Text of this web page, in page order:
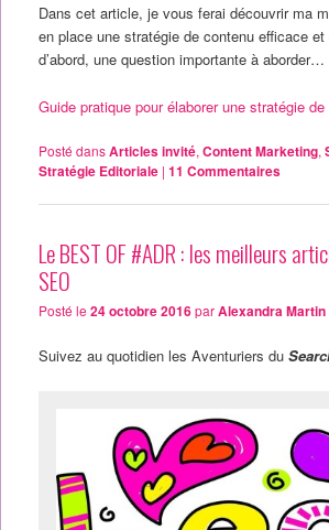
Dans cet article, je vous ferai découvrir ma
en place une stratégie de contenu efficace
d’abord, une question importante à aborder…
Guide pratique pour élaborer une stratégie
Posté dansArticles invité, Content Marketing,
Stratégie Editoriale | 11 Commentaires
Le BEST OF #ADR : les meilleurs
SEO
Posté le 24 octobre 2016parAlexandra Martin
Suivez au quotidien les Aventuriers du